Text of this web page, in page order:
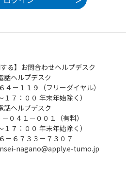
る】お問合わせヘルプデスク
話ヘルプデスク
４－１１９（フリーダイヤル）
１７：００ 年末年始除く）
話ヘルプデスク
０４１－００１（有料）
１７：００ 年末年始除く）
６７３３－７３０７
nagano@apply.e-tumo.jp